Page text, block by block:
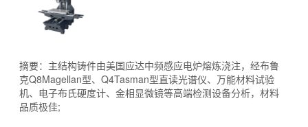
摘要： 主结构铸件由美国应达中频感应电炉熔炼浇注，经布鲁
克Q8Magellan型、Q4Tasman型直读光谱仪、万能材料试验
机、电子布氏硬度计、金相显微镜等高端检测设备分析，材料
品质极佳;